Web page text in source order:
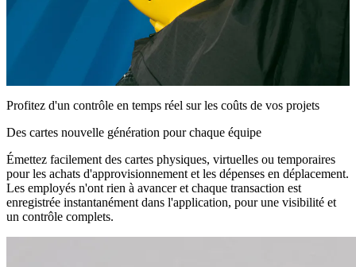
Profitez d'un contrôle en temps réel sur les coûts de vos projets
Des cartes nouvelle génération pour chaque équipe
Émettez facilement des cartes physiques, virtuelles ou temporaires
pour les achats d'approvisionnement et les dépenses en déplacement.
Les employés n'ont rien à avancer et chaque transaction est
enregistrée instantanément dans l'application, pour une visibilité et
un contrôle complets.